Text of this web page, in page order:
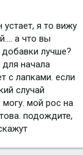
устает, я то вижу
а что вы
лучше?
для начала
с лапками. если
случай
мой рос на
подождите,